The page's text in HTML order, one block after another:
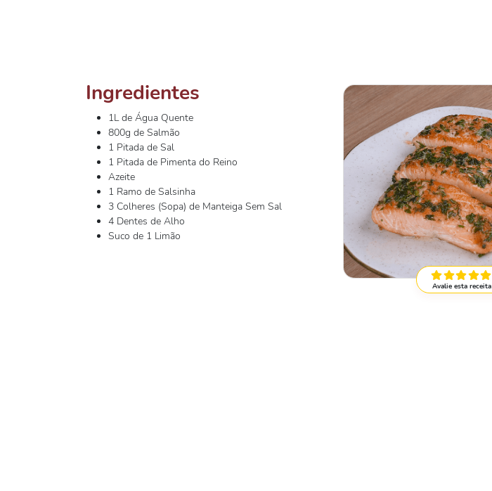
Avalie esta receita
Ingredientes
1L de Água Quente
800g de Salmão
1 Pitada de Sal
1 Pitada de Pimenta do Reino
Azeite
1 Ramo de Salsinha
3 Colheres (Sopa) de Manteiga Sem Sal
4 Dentes de Alho
Suco de 1 Limão